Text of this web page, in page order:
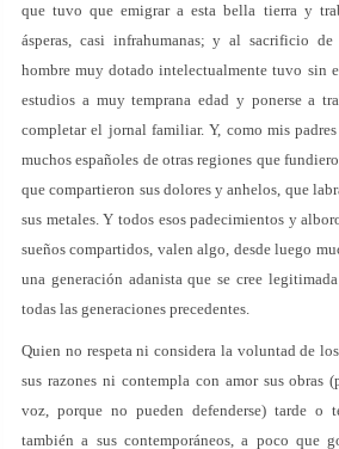
que tuvo que emigrar a esta bella tierra y
ásperas, casi infrahumanas; y al sacrificio
hombre muy dotado intelectualmente tuvo sin
estudios a muy temprana edad y ponerse a
completar el jornal familiar. Y, como mis
muchos españoles de otras regiones que
que compartieron sus dolores y anhelos, que
sus metales. Y todos esos padecimientos y
sueños compartidos, valen algo, desde luego
una generación adanista que se cree
todas las generaciones precedentes.
Quien no respeta ni considera la voluntad de
sus razones ni contempla con amor sus obras
voz, porque no pueden defenderse) tarde o
también a sus contemporáneos, a poco que